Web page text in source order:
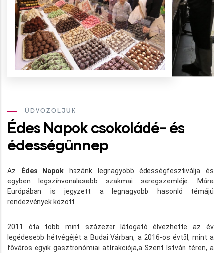
ÜDVÖZÖLJÜK
Édes Napok csokoládé- és
édességünnep
Az Édes Napok hazánk legnagyobb édességfesztiválja és
egyben legszínvonalasabb szakmai seregszemléje. Mára
Európában is jegyzett a legnagyobb hasonló témájú
rendezvények között.
2011 óta több mint százezer látogató élvezhette az év
legédesebb hétvégéjét a Budai Várban, a 2016-os évtől, mint a
főváros egyik gasztronómiai attrakciója,a Szent István téren, a